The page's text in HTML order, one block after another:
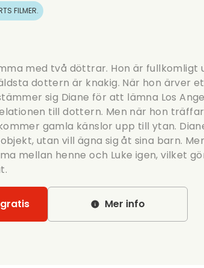
FILMER.
med två döttrar. Hon är fullkomligt
dottern är knakig. När hon ärver
sig Diane för att lämna Los
till dottern. Men när hon träffar
gamla känslor upp till ytan.
utan vill ägna sig åt sina barn.
mellan henne och Luke igen, vilket
Mer info